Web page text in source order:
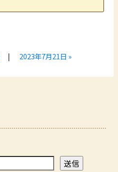
| 2023年7月21日 »